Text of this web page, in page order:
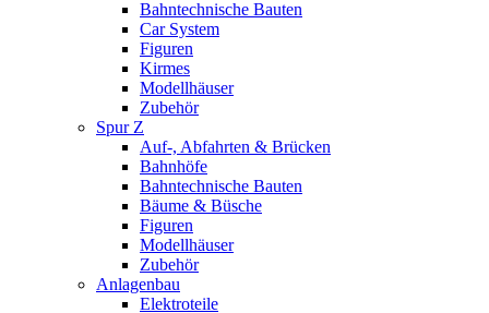
Bahntechnische Bauten
Car System
Figuren
Kirmes
Modellhäuser
Zubehör
Spur Z
Auf-, Abfahrten & Brücken
Bahnhöfe
Bahntechnische Bauten
Bäume & Büsche
Figuren
Modellhäuser
Zubehör
Anlagenbau
Elektroteile